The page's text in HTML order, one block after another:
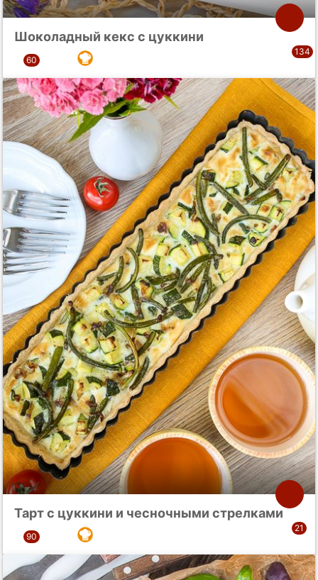
Шоколадный кекс с цуккини
Тарт с цуккини и чесночными стрелками